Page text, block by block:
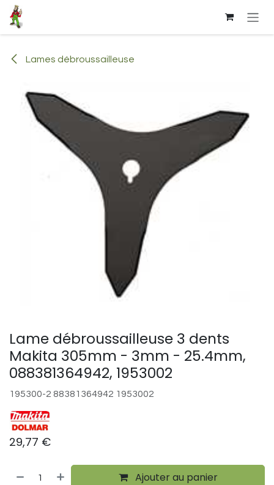
Se rendre au contenu
Lames débroussailleuse
Lame débroussailleuse 3 dents
Makita 305mm - 3mm - 25.4mm,
088381364942, 1953002
195300-2 88381364942 1953002
29,77 €
Ajouter au panier